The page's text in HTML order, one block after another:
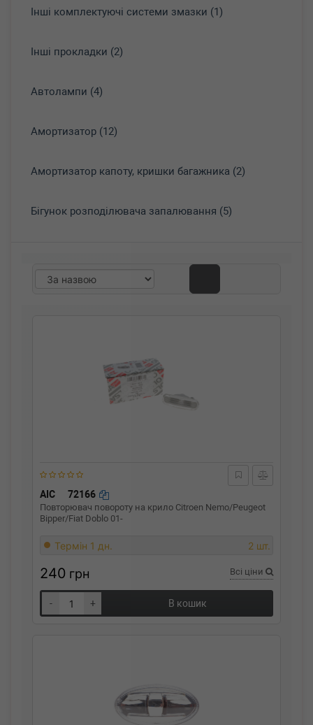
Інші комплектуючі системи змазки (1)
Інші прокладки (2)
Автолампи (4)
Амортизатор (12)
Амортизатор капоту, кришки багажника (2)
Бігунок розподілювача запалювання (5)
AIC 72166
Повторювач повороту на крило Citroen Nemo/Peugeot
Bipper/Fiat Doblo 01-
Термін 1 дн. 2 шт.
240 грн Всі ціни
- + В кошик